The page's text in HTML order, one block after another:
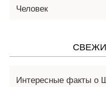
Человек
Интересные факты о